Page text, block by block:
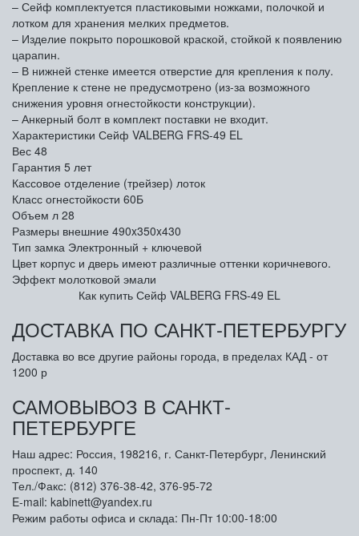
– Сейф комплектуется пластиковыми ножками, полочкой и
лотком для хранения мелких предметов.
– Изделие покрыто порошковой краской, стойкой к появлению
царапин.
– В нижней стенке имеется отверстие для крепления к полу.
Крепление к стене не предусмотрено (из-за возможного
снижения уровня огнестойкости конструкции).
– Анкерный болт в комплект поставки не входит.
Характеристики Сейф VALBERG FRS-49 EL
Вес 48
Гарантия 5 лет
Кассовое отделение (трейзер) лоток
Класс огнестойкости 60Б
Объем л 28
Размеры внешние 490x350x430
Тип замка Электронный + ключевой
Цвет корпус и дверь имеют различные оттенки коричневого.
Эффект молотковой эмали
Как купить Сейф VALBERG FRS-49 EL
ДОСТАВКА ПО САНКТ-ПЕТЕРБУРГУ
Доставка во все другие районы города, в пределах КАД - от
1200 р
САМОВЫВОЗ В САНКТ-
ПЕТЕРБУРГЕ
Наш адрес: Россия, 198216, г. Санкт-Петербург, Ленинский
проспект, д. 140
Тел./Факс: (812) 376-38-42, 376-95-72
E-mail: kabinett@yandex.ru
Режим работы офиса и склада: Пн-Пт 10:00-18:00